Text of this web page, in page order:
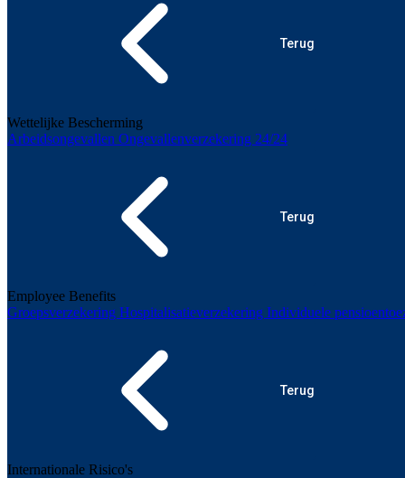
Terug
Wettelijke Bescherming
Arbeidsongevallen Ongevallenverzekering 24/24
Terug
Employee Benefits
Groepsverzekering Hospitalisatieverzekering Individuele
Terug
Internationale Risico's